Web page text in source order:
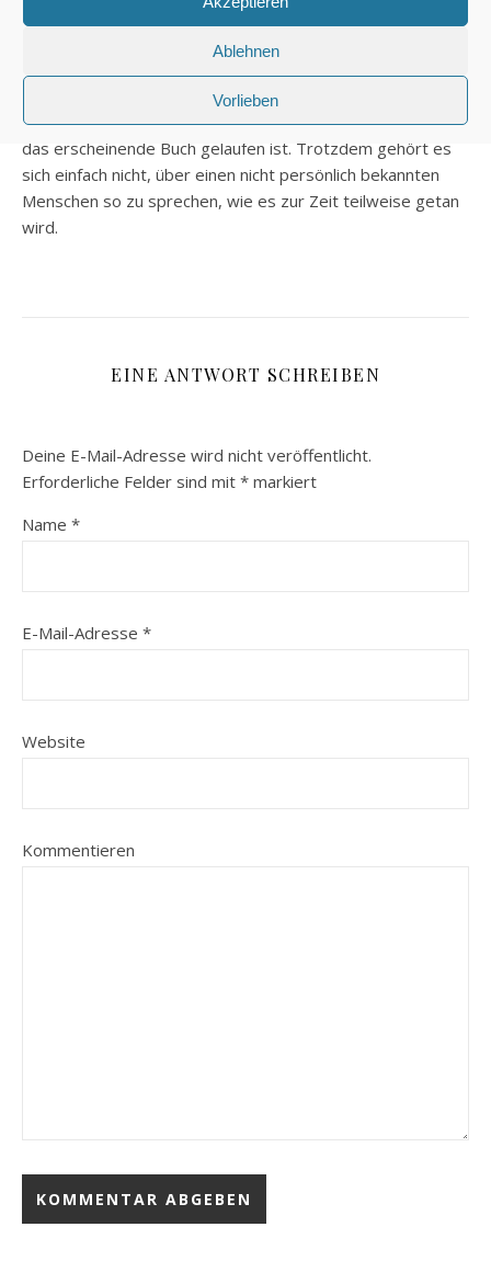
Ablehnen
Vorlieben
Ich stimme dir absolut zu, muss aber auch gestehen, dass
ich mich schon gefragt habe, was da PR-mäßig in Bezug auf
das erscheinende Buch gelaufen ist. Trotzdem gehört es
sich einfach nicht, über einen nicht persönlich bekannten
Menschen so zu sprechen, wie es zur Zeit teilweise getan
wird.
EINE ANTWORT SCHREIBEN
Deine E-Mail-Adresse wird nicht veröffentlicht.
Erforderliche Felder sind mit * markiert
Name *
E-Mail-Adresse *
Website
Kommentieren